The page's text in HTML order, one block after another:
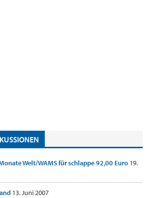
Welt/WAMS für schlappe 92,00 Euro 19.
13. Juni 2007